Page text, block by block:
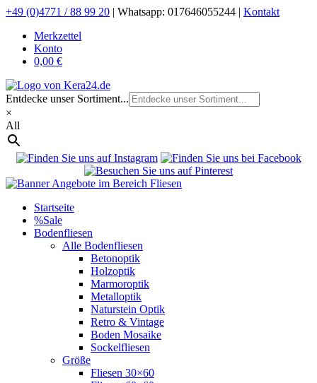
+49 (0)4771 / 88 99 20 | Whatsapp: 017646055244 | Kontakt
Merkzettel
Konto
0,00 €
Entdecke unser Sortiment...
×
All
Startseite
%Sale
Bodenfliesen
Alle Bodenfliesen
Betonoptik
Holzoptik
Marmoroptik
Metalloptik
Naturstein Optik
Retro & Vintage
Boden Mosaike
Sockelfliesen
Größe
Fliesen 30×60